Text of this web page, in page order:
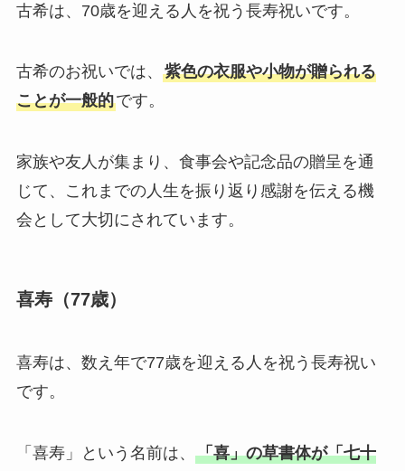
古希は、70歳を迎える人を祝う長寿祝いです。
古希のお祝いでは、 紫色の衣服や小物が贈られる
ことが一般的です。
家族や友人が集まり、食事会や記念品の贈呈を通
じて、これまでの人生を振り返り感謝を伝える機
会として大切にされています。
喜寿（77歳）
喜寿は、数え年で77歳を迎える人を祝う長寿祝い
です。
「喜寿」という名前は、 「喜」の草書体が「七十